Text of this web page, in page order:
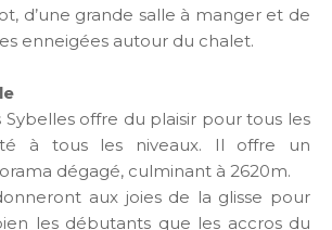
d’une grande salle à manger et de
enneigées autour du chalet.
Sybelles offre du plaisir pour tous les
à tous les niveaux. Il offre un
dégagé, culminant à 2620m.
aux joies de la glisse pour
les débutants que les accros du